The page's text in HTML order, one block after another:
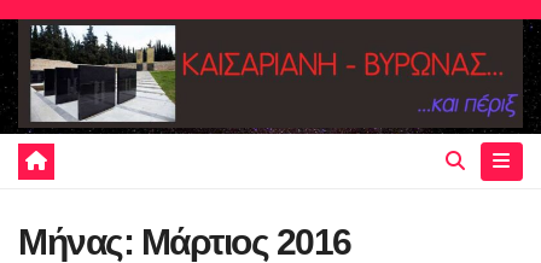
Skip
content
Μήνας: Μάρτιος 2016